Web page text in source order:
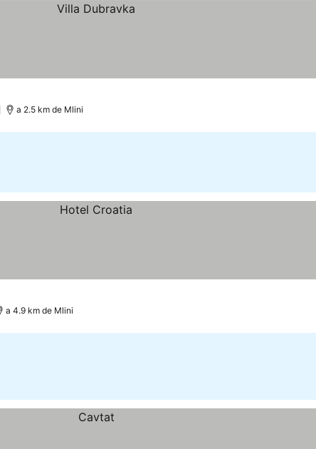
a 2.5 km de Mlini
a 4.9 km de Mlini